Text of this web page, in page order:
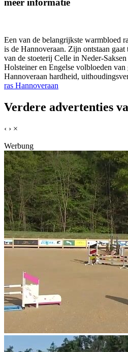
Een van de belangrijkste warmbloed
is de Hannoveraan. Zijn ontstaan gaat
van de stoeterij Celle in Neder-
Holsteiner en Engelse volbloeden
Hannoveraan hardheid,
ras Hannoveraan
Verdere advertenties
‹ › ×
Werbung